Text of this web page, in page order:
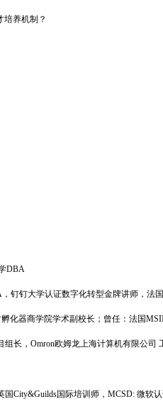
养机制？
DBA
钉钉大学认证数字化转型金牌讲师，法
化器商学院学术副校长；曾任：法国
长，Omron欧姆龙上海计算机有限公司
City&Guilds国际培训师，MCSD: 微软